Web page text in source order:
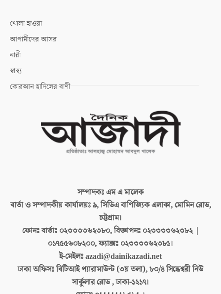
খোলা হাওয়া
আগামীদের আসর
নারী
স্বাস্থ্য
কোরআন হাদিসের বাণী
সম্পাদকঃএম এ মালেক
বার্তা ও সম্পাদকীয় কার্যালয়ঃ৯, সিডিএ বাণিজ্যিক এলাকা, মোমিন রোড,
চট্টগ্রাম।
ফোনঃ বার্তাঃ ০২৩৩৩৩৬২৩৮০, বিজ্ঞাপনঃ ০২৩৩৩৩৬২৩৮২ |
০১৭৫৫৬০৮২০০, ফ্যাক্সঃ ০২৩৩৩৩৬২৩৮১।
ই-মেইলঃazadi@dainikazadi.net
ঢাকা অফিসঃবিটিআই প্যারামাউন্ট (৩য় তলা), ৮০/৪ সিদ্ধেশ্বরী নিউ
সার্কুলার রোড , ঢাকা-১২১৭।